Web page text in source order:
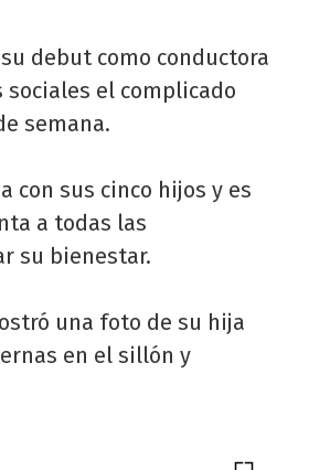
debut como conductora
sociales el complicado
semana.
con sus cinco hijos y es
a todas las
su bienestar.
una foto de su hija
en el sillón y